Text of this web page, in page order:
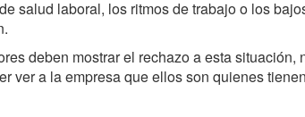
salud laboral, los ritmos de trabajo o los
deben mostrar el rechazo a esta
ver a la empresa que ellos son quienes